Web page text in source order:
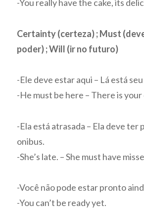
-You really have the cake, its
Certainty (certeza) ; Must
poder) ; Will (ir no futuro)
-Ele deve estar aqui – Lá está
-He must be here – There is your
-Ela está atrasada – Ela deve ter
onibus.
-She’s late. – She must have
-Você não pode estar pronto
-You can’t be ready yet.